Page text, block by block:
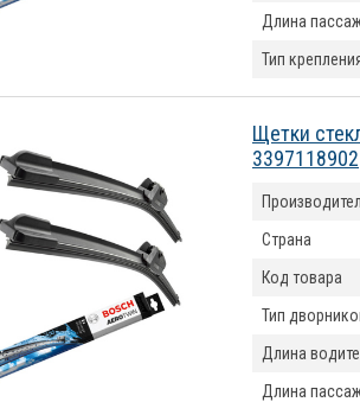
Длина
Тип
Щетки
3397118902
Страна
Код товара
Тип
Длина
Длина